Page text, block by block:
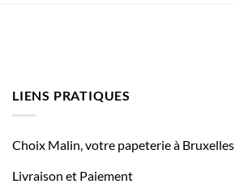
LIENS PRATIQUES
Choix Malin, votre papeterie à Bruxelles
Livraison et Paiement